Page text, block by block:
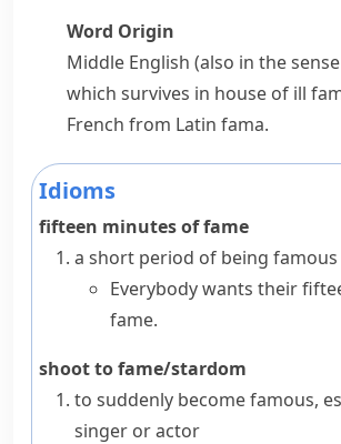
Word Origin
Middle English (also in the sense
which survives in house of ill
French from Latin fama.
Idioms
fifteen minutes of fame
a short period of being famous
Everybody wants their
fame.
shoot to fame/stardom
to suddenly become famous,
singer or actor